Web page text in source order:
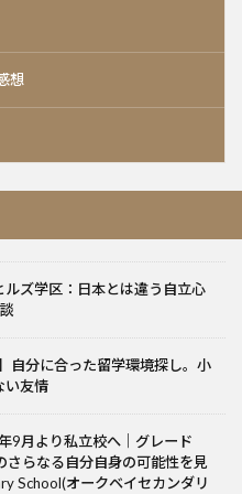
想
ルズ学区：日本とは違う自立心
自分に合った留学環境探し。小
い友情
9月より私立校へ｜グレード
らなる自分自身の可能性を見
School(オークベイセカンダリ